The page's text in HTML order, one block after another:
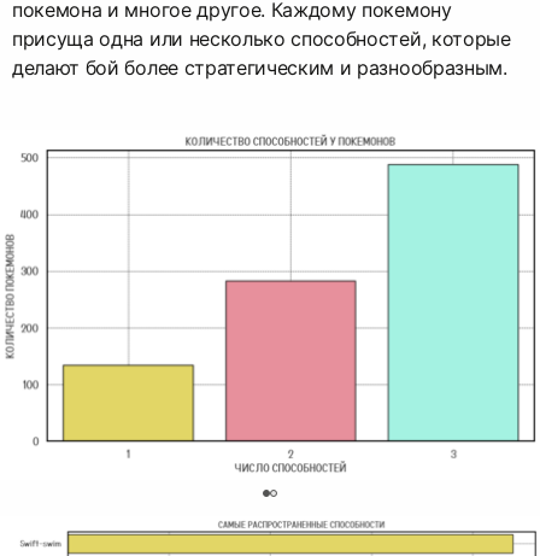
покемона и многое другое. Каждому покемону
присуща одна или несколько способностей, которые
делают бой более стратегическим и разнообразным.